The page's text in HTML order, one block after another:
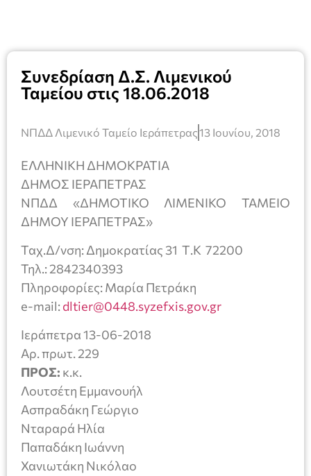
Συνεδρίαση Δ.Σ. Λιμενικού
Ταμείου στις 18.06.2018
ΝΠΔΔ Λιμενικό Ταμείο Ιεράπετρας13 Ιουνίου, 2018
ΕΛΛΗΝΙΚΗ ΔΗΜΟΚΡΑΤΙΑ
ΔΗΜΟΣ ΙΕΡΑΠΕΤΡΑΣ
ΝΠΔΔ «ΔΗΜΟΤΙΚΟ ΛΙΜΕΝΙΚΟ ΤΑΜΕΙΟ
ΔΗΜΟΥ ΙΕΡΑΠΕΤΡΑΣ»
Ταχ.Δ/νση: Δημοκρατίας 31 Τ.Κ 72200
Τηλ.: 2842340393
Πληροφορίες: Μαρία Πετράκη
e-mail:dltier@0448.syzefxis.gov.gr
Ιεράπετρα 13-06-2018
Αρ. πρωτ. 229
ΠΡΟΣ: κ.κ.
Λουτσέτη Εμμανουήλ
Ασπραδάκη Γεώργιο
Νταραρά Ηλία
Παπαδάκη Ιωάννη
Χανιωτάκη Νικόλαο